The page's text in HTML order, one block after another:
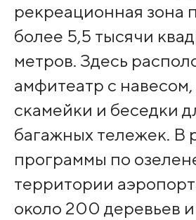
рекреационная зона
более 5,5 тысячи
метров. Здесь
амфитеатр с
скамейки и беседки
багажных тележек. В
программы по
территории
около 200 деревьев